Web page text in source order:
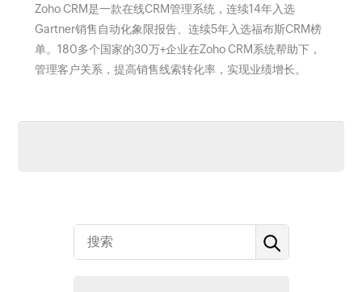
Zoho CRM是一款在线CRM管理系统，连续14年入选
Gartner销售自动化象限报告、连续5年入选福布斯CRM榜
单。180多个国家的30万+企业在Zoho CRM系统帮助下，
管理客户关系，提高销售线索转化率，实现业绩增长。